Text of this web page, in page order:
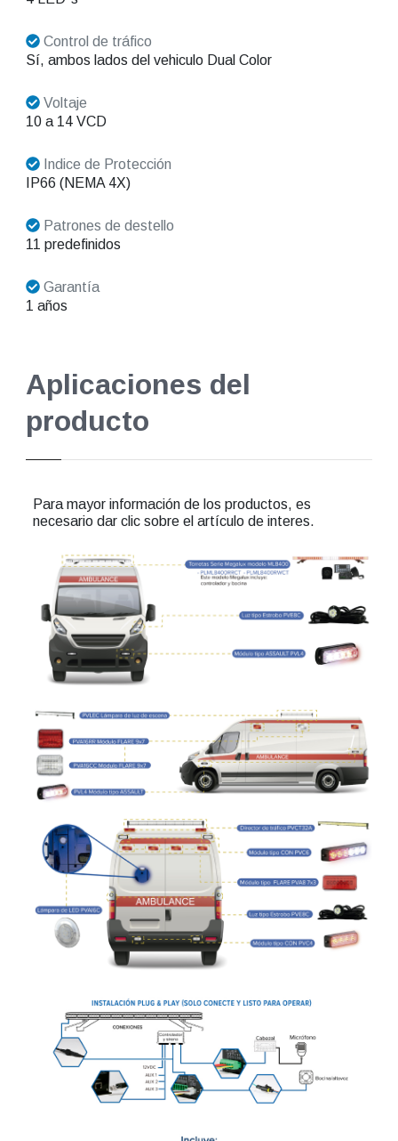
Control de tráfico
Sí, ambos lados del vehiculo Dual Color
Voltaje
10 a 14 VCD
Indice de Protección
IP66 (NEMA 4X)
Patrones de destello
11 predefinidos
Garantía
1 años
Aplicaciones del
producto
Para mayor información de los productos, es
necesario dar clic sobre el artículo de interes.